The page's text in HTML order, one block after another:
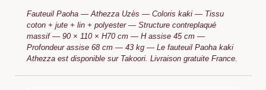
Fauteuil Paoha — Athezza Uzès — Coloris kaki — Tissu
coton + jute + lin + polyester — Structure contreplaqué
massif — 90 × 110 × H70 cm — H assise 45 cm —
Profondeur assise 68 cm — 43 kg — Le fauteuil Paoha kaki
Athezza est disponible sur Takoori. Livraison gratuite France.